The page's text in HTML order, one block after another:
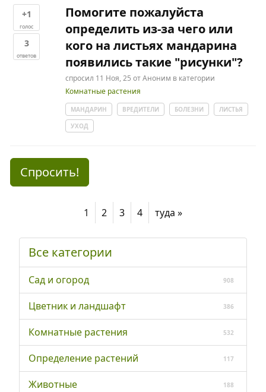
+1
голос
3
ответов
Помогите пожалуйста
определить из-за чего или
кого на листьях мандарина
появились такие "рисунки"?
спросил 11 Ноя, 25 отАноним в категории
Комнатные растения
МАНДАРИН ВРЕДИТЕЛИ БОЛЕЗНИ
ЛИСТЬЯ
УХОД
Спросить!
1 2 3 4 туда »
Все категории
Сад и огород 908
Цветник и ландшафт 386
Комнатные растения 532
Определение растений 117
Животные 188